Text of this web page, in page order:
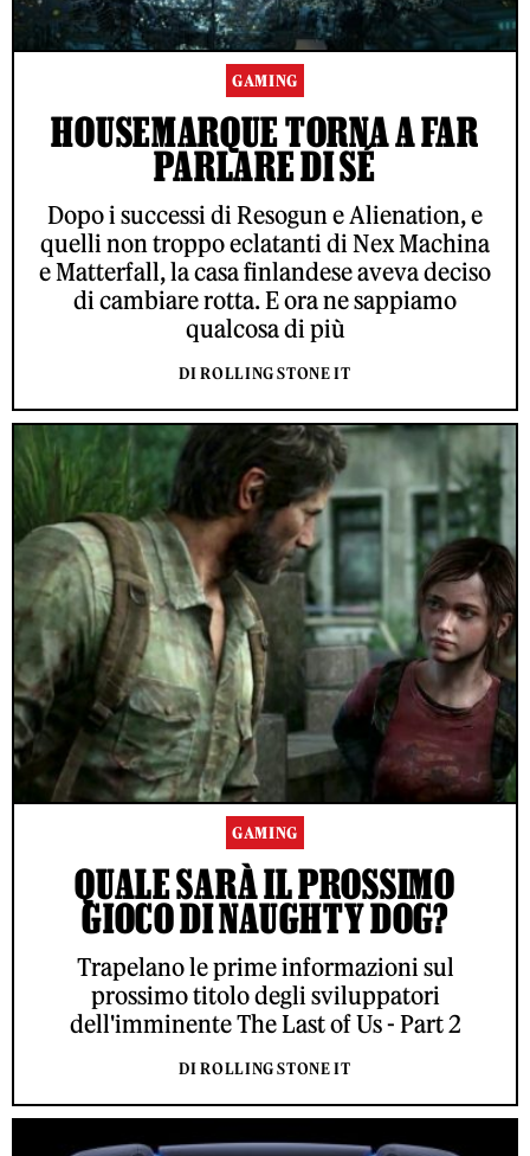
GAMING
HOUSEMARQUE TORNA A FAR
PARLARE DI SÉ
Dopo i successi di Resogun e Alienation, e
quelli non troppo eclatanti di Nex Machina
e Matterfall, la casa finlandese aveva deciso
di cambiare rotta. E ora ne sappiamo
qualcosa di più
DI ROLLING STONE IT
GAMING
QUALE SARÀ IL PROSSIMO
GIOCO DI NAUGHTY DOG?
Trapelano le prime informazioni sul
prossimo titolo degli sviluppatori
dell'imminente The Last of Us - Part 2
DI ROLLING STONE IT